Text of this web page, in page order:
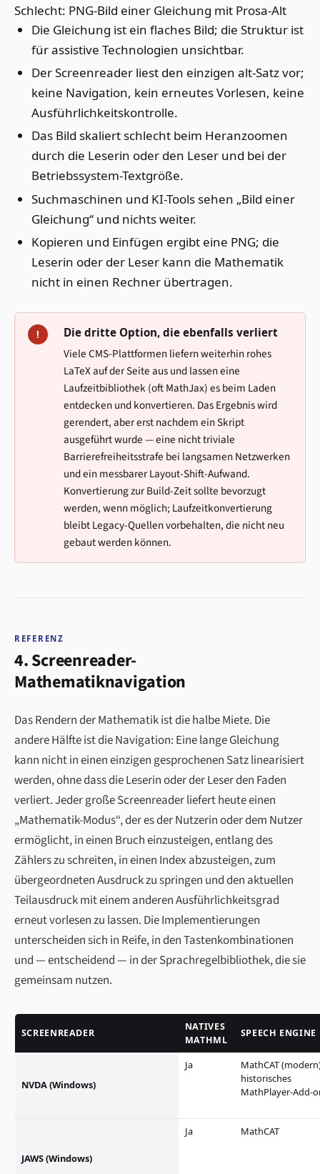
Schlecht: PNG-Bild einer Gleichung mit Prosa-Alt
Die Gleichung ist ein flaches Bild; die Struktur ist
für assistive Technologien unsichtbar.
Der Screenreader liest den einzigen alt-Satz vor;
keine Navigation, kein erneutes Vorlesen, keine
Ausführlichkeitskontrolle.
Das Bild skaliert schlecht beim Heranzoomen
durch die Leserin oder den Leser und bei der
Betriebssystem-Textgröße.
Suchmaschinen und KI-Tools sehen „Bild einer
Gleichung“ und nichts weiter.
Kopieren und Einfügen ergibt eine PNG; die
Leserin oder der Leser kann die Mathematik
nicht in einen Rechner übertragen.
! Die dritte Option, die ebenfalls verliert
Viele CMS-Plattformen liefern weiterhin rohes
LaTeX auf der Seite aus und lassen eine
Laufzeitbibliothek (oft MathJax) es beim Laden
entdecken und konvertieren. Das Ergebnis wird
gerendert, aber erst nachdem ein Skript
ausgeführt wurde — eine nicht triviale
Barrierefreiheitsstrafe bei langsamen Netzwerken
und ein messbarer Layout-Shift-Aufwand.
Konvertierung zur Build-Zeit sollte bevorzugt
werden, wenn möglich; Laufzeitkonvertierung
bleibt Legacy-Quellen vorbehalten, die nicht neu
gebaut werden können.
REFERENZ
4. Screenreader-
Mathematiknavigation
Das Rendern der Mathematik ist die halbe Miete. Die
andere Hälfte ist die Navigation: Eine lange Gleichung
kann nicht in einen einzigen gesprochenen Satz linearisiert
werden, ohne dass die Leserin oder der Leser den Faden
verliert. Jeder große Screenreader liefert heute einen
„Mathematik-Modus“, der es der Nutzerin oder dem Nutzer
ermöglicht, in einen Bruch einzusteigen, entlang des
Zählers zu schreiten, in einen Index abzusteigen, zum
übergeordneten Ausdruck zu springen und den aktuellen
Teilausdruck mit einem anderen Ausführlichkeitsgrad
erneut vorlesen zu lassen. Die Implementierungen
unterscheiden sich in Reife, in den Tastenkombinationen
und — entscheidend — in der Sprachregelbibliothek, die sie
gemeinsam nutzen.
SCREENREADER
NATIVES
MATHML
SPEECH ENGINE
NVDA (Windows)
Ja
MathCAT
historisches
MathPlayer-Add-
JAWS (Windows)
Ja MathCAT